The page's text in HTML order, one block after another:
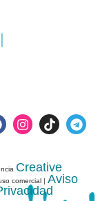
Creative
comercial | Aviso